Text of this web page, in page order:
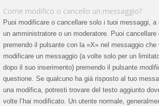
Come modifico o cancello un messaggio?
Puoi modificare o cancellare solo i tuoi messaggi,
un amministratore o un moderatore. Puoi cancellare
premendo il pulsante con la «X» nel messaggio che
modificare un messaggio (a volte solo per un
dopo il suo inserimento) premendo il pulsante
questione. Se qualcuno ha già risposto al tuo
una modifica, potresti trovare del testo aggiunto
volte l’hai modificato. Un utente normale,